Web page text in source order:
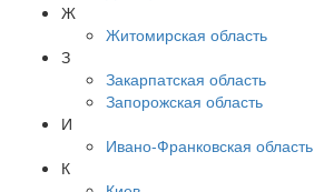
Ж
Житомирская область
З
Закарпатская область
Запорожская область
И
Ивано-Франковская область
К